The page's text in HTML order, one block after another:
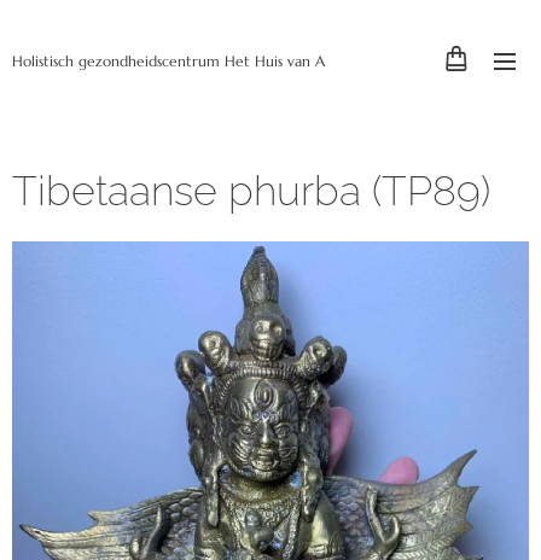
Holistisch gezondheidscentrum Het Huis van A
Tibetaanse phurba (TP89)